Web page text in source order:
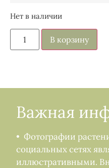
Нет в наличии
В корзину
Важная
• Фотографии
социальных сетях
иллюстративными.